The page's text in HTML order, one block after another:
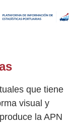
que tiene
visual y
la APN